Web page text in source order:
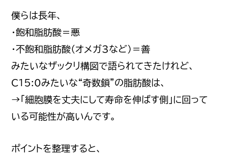
僕らは長年、
・飽和脂肪酸＝悪
・不飽和脂肪酸（オメガ3など）＝善
みたいなザックリ構図で語られてきたけれど、
C15:0みたいな“奇数鎖”の脂肪酸は、
→「細胞膜を丈夫にして寿命を伸ばす側」に回って
いる可能性が高いんです。
ポイントを整理すると、